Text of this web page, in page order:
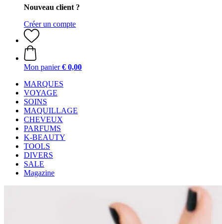
Nouveau client ?
Créer un compte
Mon panier € 0,00
MARQUES
VOYAGE
SOINS
MAQUILLAGE
CHEVEUX
PARFUMS
K-BEAUTY
TOOLS
DIVERS
SALE
Magazine